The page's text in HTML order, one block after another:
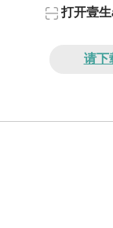
打开壹
请下